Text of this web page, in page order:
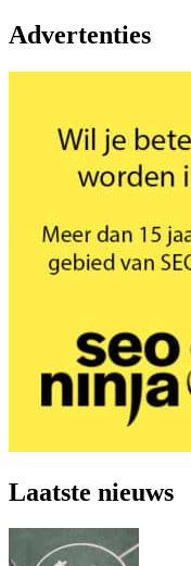
Advertenties
Laatste nieuws